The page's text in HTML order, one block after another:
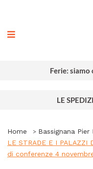
Ferie:
LE
Home
Bassignana Pier
LE STRADE E I PALAZZI
di conferenze 4